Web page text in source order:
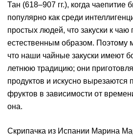
Тан (618–907 гг.), когда чаепитие
популярно как среди
простых людей, что закуски к чаю
естественным образом. Поэтому
что наши чайные закуски имеют
летнюю традицию; они
продуктов и искусно
фруктов в зависимости от
она.
Скрипачка из Испании Марина